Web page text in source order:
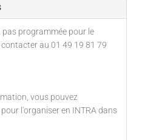
programmée pour le
au 01 49 19 81 79
vous pouvez
l'organiser en INTRA dans